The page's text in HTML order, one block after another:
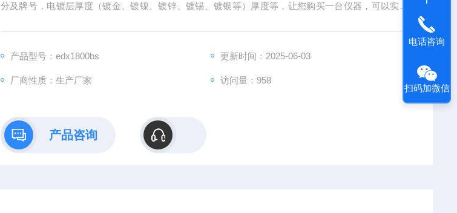
分及牌号，电镀层厚度（镀金、镀镍、镀锌、镀锡、镀银等）厚度等，让您购买一台仪器，可以实现
产品型号：edx1800bs 更新时间：2025-06-03
厂商性质：生产厂家 访问量：958
产品咨询
电话咨询
扫码加微信